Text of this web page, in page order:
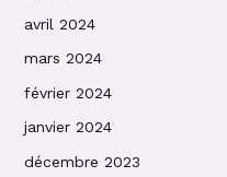
avril 2024
mars 2024
février 2024
janvier 2024
décembre 2023